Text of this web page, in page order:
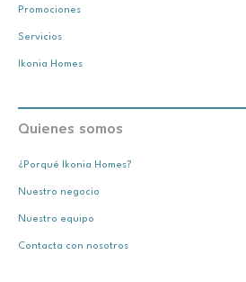
Promociones
Servicios
Ikonia Homes
Quienes somos
¿Porqué Ikonia Homes?
Nuestro negocio
Nuestro equipo
Contacta con nosotros